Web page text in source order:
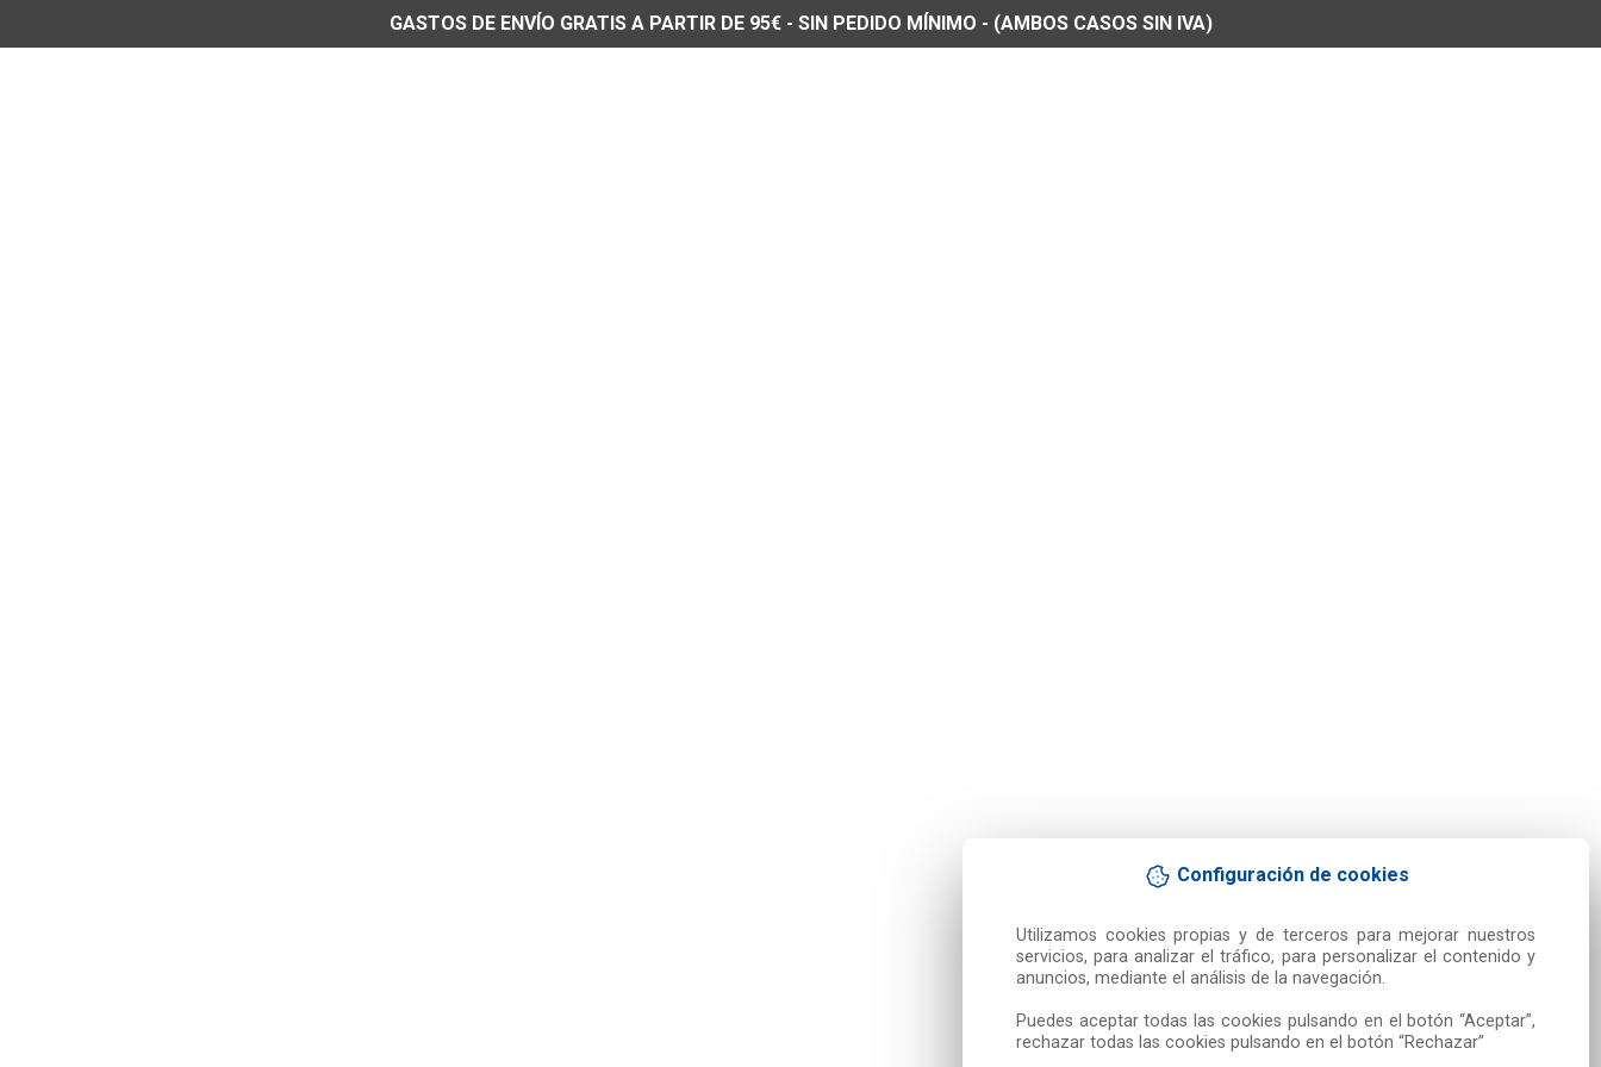
Configuración de cookies
Utilizamos cookies propias y de terceros para mejorar nuestros
servicios, para analizar el tráfico, para personalizar el contenido y
anuncios, mediante el análisis de la navegación.
Puedes aceptar todas las cookies pulsando en el botón “Aceptar”,
rechazar todas las cookies pulsando en el botón “Rechazar”
GASTOS DE ENVÍO GRATIS A PARTIR DE 95€ - SIN PEDIDO MÍNIMO - (AMBOS CASOS SIN IVA)